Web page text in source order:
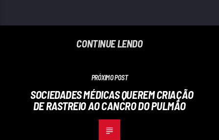
CONTINUE LENDO
PRÓXIMO POST
SOCIEDADES MÉDICAS QUEREM CRIAÇÃO
DE RASTREIO AO CANCRO DO PULMÃO